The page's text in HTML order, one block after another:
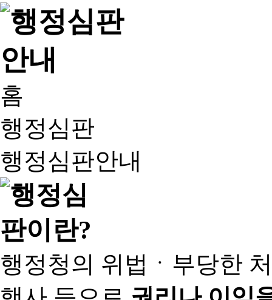
홈
행정심판
행정심판안내
행정청의 위법ㆍ부당한